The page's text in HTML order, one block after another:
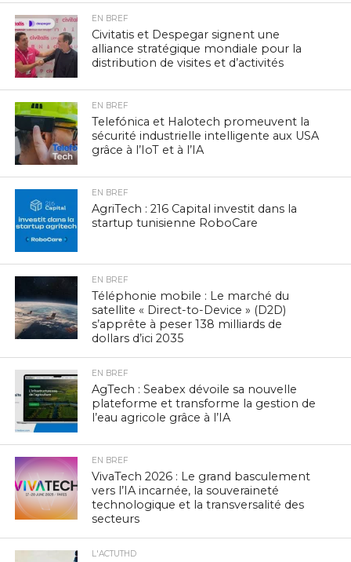
EN BREF
Civitatis et Despegar signent une
alliance stratégique mondiale pour la
distribution de visites et d’activités
EN BREF
Telefónica et Halotech promeuvent la
sécurité industrielle intelligente aux USA
grâce à l’IoT et à l’IA
EN BREF
AgriTech : 216 Capital investit dans la
startup tunisienne RoboCare
EN BREF
Téléphonie mobile : Le marché du
satellite « Direct-to-Device » (D2D)
s’apprête à peser 138 milliards de
dollars d’ici 2035
EN BREF
AgTech : Seabex dévoile sa nouvelle
plateforme et transforme la gestion de
l’eau agricole grâce à l’IA
EN BREF
VivaTech 2026 : Le grand basculement
vers l’IA incarnée, la souveraineté
technologique et la transversalité des
secteurs
L'ACTUTHD